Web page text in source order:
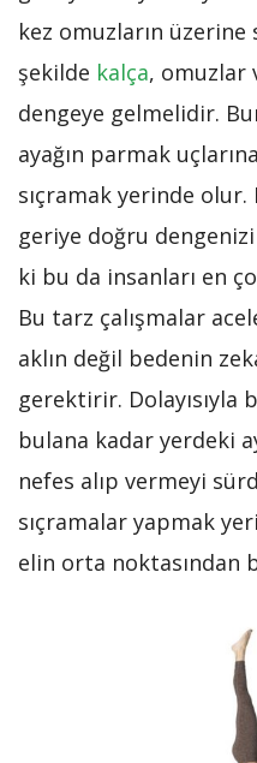
kez omuzların üzerine
şekilde kalça, omuzlar
dengeye gelmelidir.
ayağın parmak
sıçramak yerinde olur.
geriye doğru
ki bu da insanları en
Bu tarz çalışmalar
aklın değil bedenin
gerektirir. Dolayısıyla
bulana kadar yerdeki
nefes alıp vermeyi
sıçramalar yapmak
elin orta noktasından